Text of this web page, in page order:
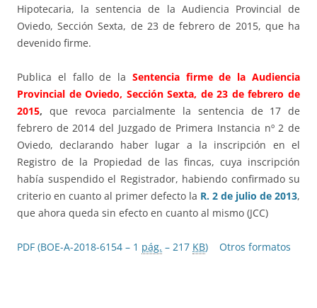
Hipotecaria, la sentencia de la Audiencia Provincial de
Oviedo, Sección Sexta, de 23 de febrero de 2015, que ha
devenido firme.
Publica el fallo de la Sentencia firme de la Audiencia
Provincial de Oviedo, Sección Sexta, de 23 de febrero de
2015, que revoca parcialmente la sentencia de 17 de
febrero de 2014 del Juzgado de Primera Instancia nº 2 de
Oviedo, declarando haber lugar a la inscripción en el
Registro de la Propiedad de las fincas, cuya inscripción
había suspendido el Registrador, habiendo confirmado su
criterio en cuanto al primer defecto la R. 2 de julio de 2013,
que ahora queda sin efecto en cuanto al mismo (JCC)
PDF (BOE-A-2018-6154 – 1 pág. – 217 KB) Otros formatos